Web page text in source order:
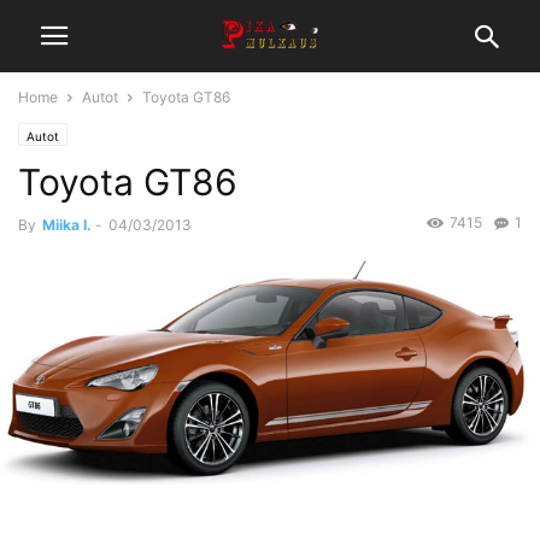
Home Autot Toyota GT86
Autot
Toyota GT86
By Miika I. - 04/03/2013 1
7415